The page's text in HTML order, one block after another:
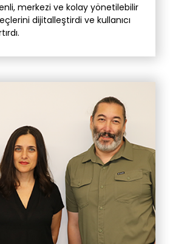
merkezi ve kolay yönetilebilir
dijitalleştirdi ve kullanıcı